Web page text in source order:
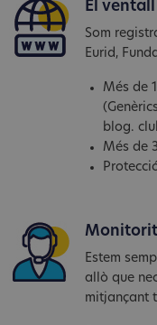
El
Som
Eurid,
Més de
blog.
Més de
Estem
allò que
mitjançant